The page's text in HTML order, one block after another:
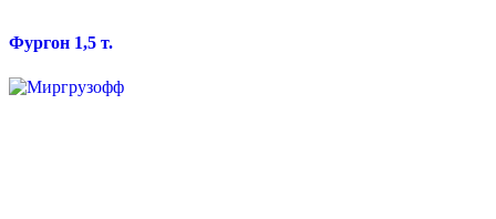
Фургон 1,5 т.